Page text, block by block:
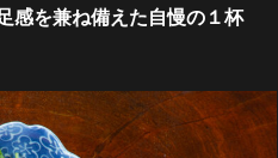
感を兼ね備えた自慢の１杯